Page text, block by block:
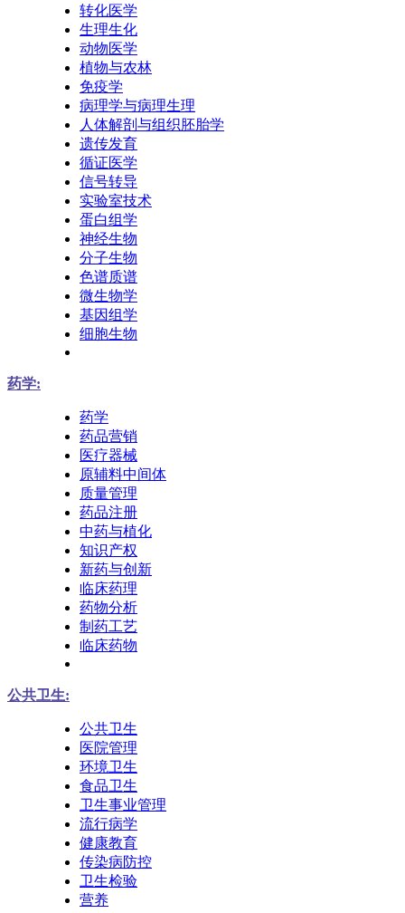
转化医学
生理生化
动物医学
植物与农林
免疫学
病理学与病理生理
人体解剖与组织胚胎学
遗传发育
循证医学
信号转导
实验室技术
蛋白组学
神经生物
分子生物
色谱质谱
微生物学
基因组学
细胞生物
药学:
药学
药品营销
医疗器械
原辅料中间体
质量管理
药品注册
中药与植化
知识产权
新药与创新
临床药理
药物分析
制药工艺
临床药物
公共卫生:
公共卫生
医院管理
环境卫生
食品卫生
卫生事业管理
流行病学
健康教育
传染病防控
卫生检验
营养